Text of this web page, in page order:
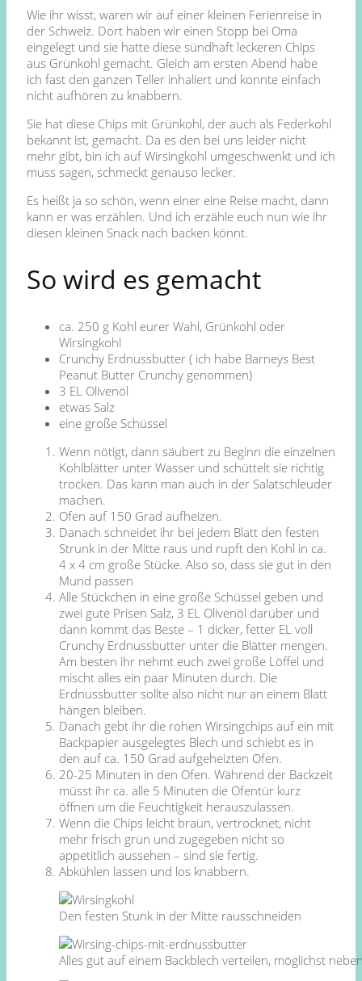
Wie ihr wisst, waren wir auf einer kleinen Ferienreise in
der Schweiz. Dort haben wir einen Stopp bei Oma
eingelegt und sie hatte diese sündhaft leckeren Chips
aus Grünkohl gemacht. Gleich am ersten Abend habe
ich fast den ganzen Teller inhaliert und konnte einfach
nicht aufhören zu knabbern.
Sie hat diese Chips mit Grünkohl, der auch als Federkohl
bekannt ist, gemacht. Da es den bei uns leider nicht
mehr gibt, bin ich auf Wirsingkohl umgeschwenkt und ich
muss sagen, schmeckt genauso lecker.
Es heißt ja so schön, wenn einer eine Reise macht, dann
kann er was erzählen. Und ich erzähle euch nun wie ihr
diesen kleinen Snack nach backen könnt.
So wird es gemacht
ca. 250 g Kohl eurer Wahl, Grünkohl oder
Wirsingkohl
Crunchy Erdnussbutter ( ich habe Barneys Best
Peanut Butter Crunchy genommen)
3 EL Olivenöl
etwas Salz
eine große Schüssel
Wenn nötigt, dann säubert zu Beginn die einzelnen
Kohlblätter unter Wasser und schüttelt sie richtig
trocken. Das kann man auch in der Salatschleuder
machen.
Ofen auf 150 Grad aufheizen.
Danach schneidet ihr bei jedem Blatt den festen
Strunk in der Mitte raus und rupft den Kohl in ca.
4 x 4 cm große Stücke. Also so, dass sie gut in den
Mund passen
Alle Stückchen in eine große Schüssel geben und
zwei gute Prisen Salz, 3 EL Olivenöl darüber und
dann kommt das Beste – 1 dicker, fetter EL voll
Crunchy Erdnussbutter unter die Blätter mengen.
Am besten ihr nehmt euch zwei große Löffel und
mischt alles ein paar Minuten durch. Die
Erdnussbutter sollte also nicht nur an einem Blatt
hängen bleiben.
Danach gebt ihr die rohen Wirsingchips auf ein mit
Backpapier ausgelegtes Blech und schiebt es in
den auf ca. 150 Grad aufgeheizten Ofen.
20-25 Minuten in den Ofen. Während der Backzeit
müsst ihr ca. alle 5 Minuten die Ofentür kurz
öffnen um die Feuchtigkeit herauszulassen.
Wenn die Chips leicht braun, vertrocknet, nicht
mehr frisch grün und zugegeben nicht so
appetitlich aussehen – sind sie fertig.
Abkühlen lassen und los knabbern.
Den festen Stunk in der Mitte rausschneiden
Alles gut auf einem Backblech verteilen, möglichst